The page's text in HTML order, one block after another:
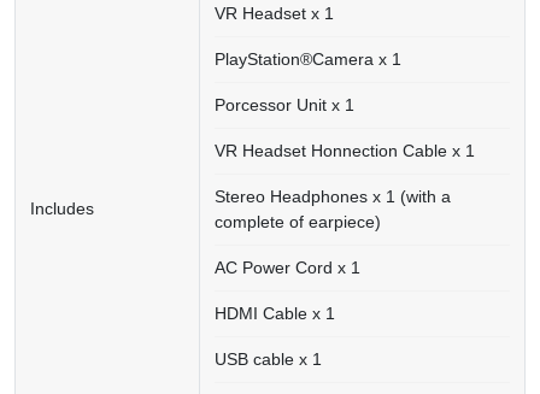
Includes
VR Headset x 1
PlayStation®Camera x 1
Porcessor Unit x 1
VR Headset Honnection Cable x 1
Stereo Headphones x 1 (with a
complete of earpiece)
AC Power Cord x 1
HDMI Cable x 1
USB cable x 1